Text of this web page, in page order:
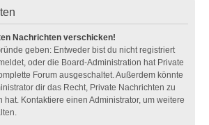
Nachrichten verschicken!
geben: Entweder bist du nicht registriert
oder die Board-Administration hat Private
Forum ausgeschaltet. Außerdem könnte
dir das Recht, Private Nachrichten zu
hat. Kontaktiere einen Administrator, um weitere